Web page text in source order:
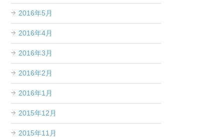
2016年5月
2016年4月
2016年3月
2016年2月
2016年1月
2015年12月
2015年11月